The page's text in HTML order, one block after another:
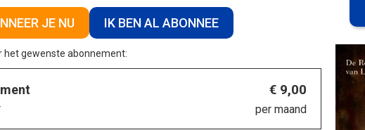
JE NU IK BEN AL ABONNEE
het gewenste abonnement:
€ 9,00
per maand